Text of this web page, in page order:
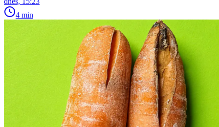
4 min